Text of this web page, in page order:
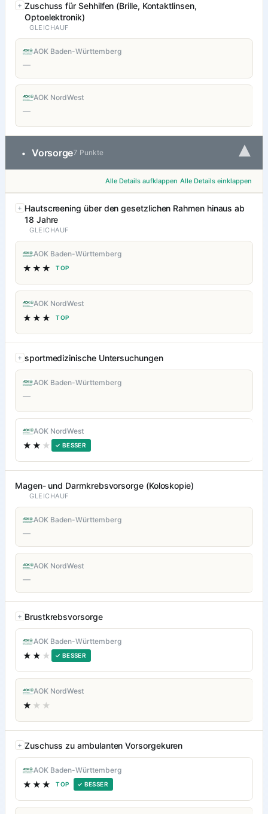
Zuschuss für Sehhilfen (Brille, Kontaktlinsen,
Optoelektronik)
GLEICHAUF
AOK Baden-Württemberg
—
AOK NordWest
—
• Vorsorge7 Punkte ▾
Alle Details aufklappen Alle Details einklappen
Hautscreening über den gesetzlichen Rahmen hinaus ab
18 Jahre
GLEICHAUF
AOK Baden-Württemberg
★★★ TOP
AOK NordWest
★★★ TOP
sportmedizinische Untersuchungen
AOK Baden-Württemberg
—
AOK NordWest
★★ ★ ✓ BESSER
Magen- und Darmkrebsvorsorge (Koloskopie)
GLEICHAUF
AOK Baden-Württemberg
—
AOK NordWest
—
Brustkrebsvorsorge
AOK Baden-Württemberg
★★ ★ ✓ BESSER
AOK NordWest
★ ★★
Zuschuss zu ambulanten Vorsorgekuren
AOK Baden-Württemberg
★★★ TOP ✓ BESSER